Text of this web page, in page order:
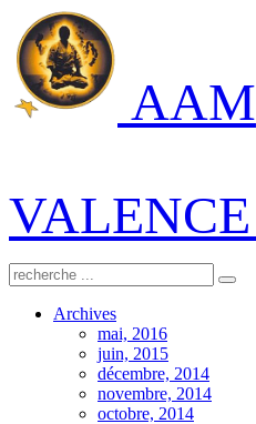
AAM
VALENCE
Archives
mai, 2016
juin, 2015
décembre, 2014
novembre, 2014
octobre, 2014